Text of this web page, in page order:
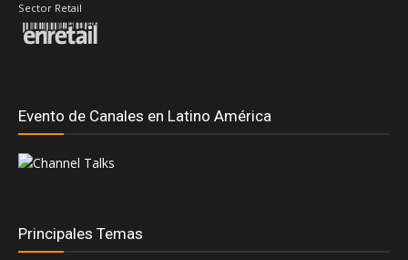
Sector Retail
Evento de Canales en Latino América
Principales Temas